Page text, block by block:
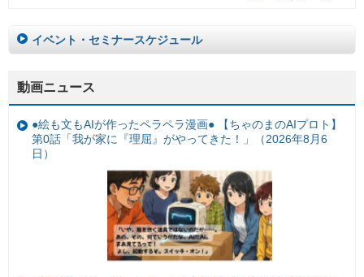
イベント・セミナースケジュール
動画ニュース
●絵も文もAIが作ったペラペラ漫画● 【ちゃのまのAIプロト】
第0話「我が家に『理屈』がやってきた！」（2026年8月6
日）